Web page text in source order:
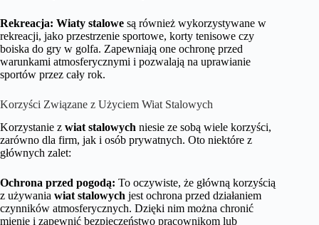
Rekreacja: Wiaty stalowe są również wykorzystywane w
rekreacji, jako przestrzenie sportowe, korty tenisowe czy
boiska do gry w golfa. Zapewniają one ochronę przed
warunkami atmosferycznymi i pozwalają na uprawianie
sportów przez cały rok.
Korzyści Związane z Użyciem Wiat Stalowych
Korzystanie z wiat stalowych niesie ze sobą wiele korzyści,
zarówno dla firm, jak i osób prywatnych. Oto niektóre z
głównych zalet:
Ochrona przed pogodą: To oczywiste, że główną korzyścią
z używania wiat stalowych jest ochrona przed działaniem
czynników atmosferycznych. Dzięki nim można chronić
mienie i zapewnić bezpieczeństwo pracownikom lub